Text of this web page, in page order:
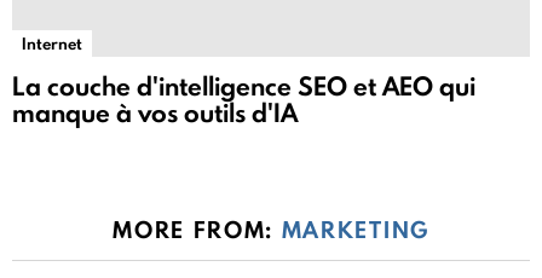
Internet
La couche d'intelligence SEO et AEO qui
manque à vos outils d'IA
MORE FROM: MARKETING